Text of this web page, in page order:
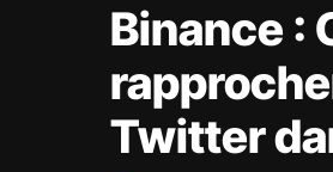
Binance :
Twitter